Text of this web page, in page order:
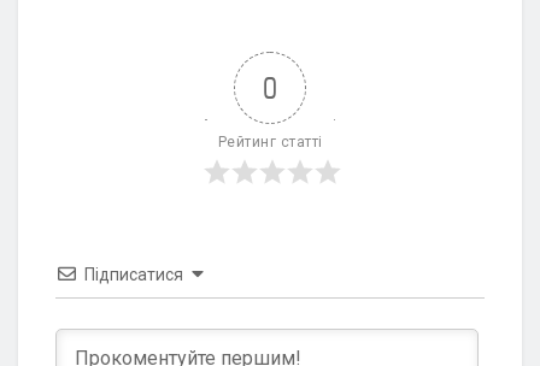
0
Рейтинг статті
Підписатися